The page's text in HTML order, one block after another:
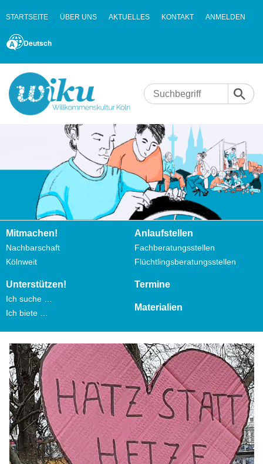
STARTSEITE ÜBER UNS AKTUELLES KONTAKT ANMELDEN
Deutsch
Mitmachen!
Nachbarschaft
Kölnweit
Anlaufstellen
Fachberatungsstellen
Flüchtlingsberatungsstellen
Unterstützen!
Ich suche …
Ich biete …
Termine
Materialien